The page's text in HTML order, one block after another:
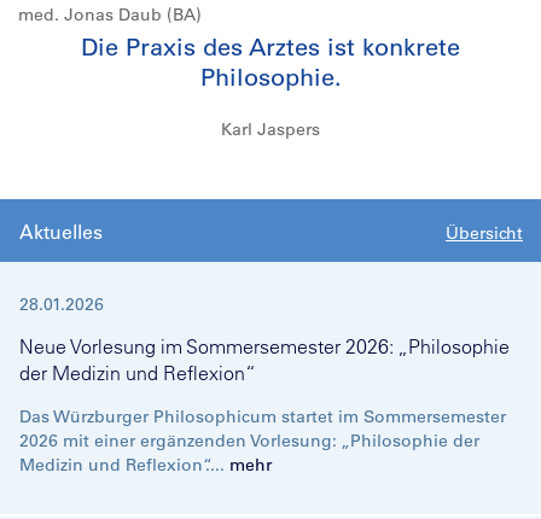
med. Jonas Daub (BA)
Die Praxis des Arztes ist konkrete
Philosophie.
Karl Jaspers
Aktuelles Übersicht
28.01.2026
Neue Vorlesung im Sommersemester 2026: „Philosophie
der Medizin und Reflexion“
Das Würzburger Philosophicum startet im Sommersemester
2026 mit einer ergänzenden Vorlesung: „Philosophie der
Medizin und Reflexion“.... mehr